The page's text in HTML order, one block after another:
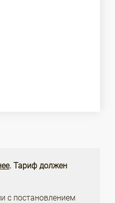
. Тариф должен
с постановлением